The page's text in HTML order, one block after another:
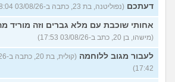
דעתכם (נפוליטנה, בת 23, כתבה ב-03/08/26 18:04)
אחותי שוכבת עם מלא גברים וזה מוריד
(מישהו, בן 20, כתב ב-03/08/26 17:53)
לעבור מגוב ללוחמה
17:42)